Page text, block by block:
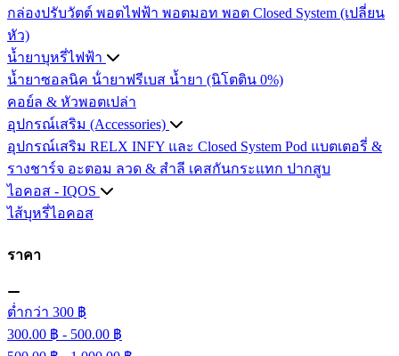
กล่องปรับวัตต์ พอตไฟฟ้า พอตมอท พอต Closed System (เปลี่ยน
หัว)
น้ำยาบุหรี่ไฟฟ้า
น้ำยาซอลนิค น้ํายาฟรีเบส น้ำยา (นิโตติน 0%)
คอย์ล & หัวพอตเปล่า
อุปกรณ์เสริม (Accessories)
อุปกรณ์เสริม RELX INFY และ Closed System Pod แบตเตอรี่ &
รางชาร์จ อะตอม ลวด ​& สำลี เคสกันกระแทก ปากสูบ
ไอคอส - IQOS
ไส้บุหรี่ไอคอส
ราคา
ต่ำกว่า 300 ฿
300.00 ฿ - 500.00 ฿